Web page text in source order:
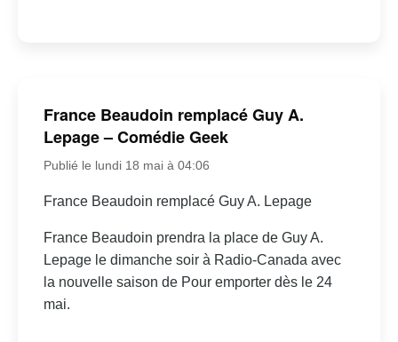
France Beaudoin remplacé Guy A.
Lepage – Comédie Geek
Publié le lundi 18 mai à 04:06
France Beaudoin remplacé Guy A. Lepage
France Beaudoin prendra la place de Guy A.
Lepage le dimanche soir à Radio-Canada avec
la nouvelle saison de Pour emporter dès le 24
mai.